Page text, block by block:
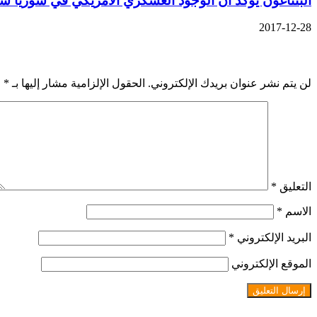
2017-12-28
لن يتم نشر عنوان بريدك الإلكتروني. الحقول الإلزامية مشار إليها بـ *
التعليق *
الاسم *
البريد الإلكتروني *
الموقع الإلكتروني